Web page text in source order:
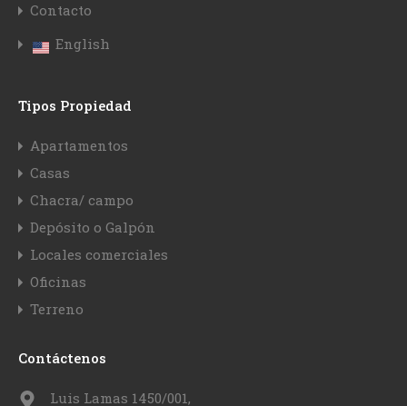
Contacto
English
Tipos Propiedad
Apartamentos
Casas
Chacra/ campo
Depósito o Galpón
Locales comerciales
Oficinas
Terreno
Contáctenos
Luis Lamas 1450/001,